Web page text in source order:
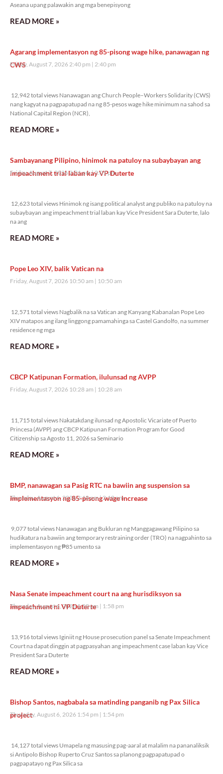
Aseana upang palawakin ang mga benepisyong
READ MORE »
Agarang implementasyon ng 85-pisong wage hike, panawagan ng
CWS
Friday, August 7, 2026 2:40 pm 2:40 pm
12,942 total views Nanawagan ang Church People–Workers Solidarity (CWS)
nang kagyat na pagpapatupad na ng 85-pesos wage hike minimum na sahod sa
National Capital Region (NCR),
READ MORE »
Sambayanang Pilipino, hinimok na patuloy na subaybayan ang
impeachment trial laban kay VP Duterte
Friday, August 7, 2026 2:01 pm 2:01 pm
12,623 total views Hinimok ng isang political analyst ang publiko na patuloy na
subaybayan ang impeachment trial laban kay Vice President Sara Duterte, lalo
na ang
READ MORE »
Pope Leo XIV, balik Vatican na
Friday, August 7, 2026 10:50 am 10:50 am
12,571 total views Nagbalik na sa Vatican ang Kanyang Kabanalan Pope Leo
XIV matapos ang ilang linggong pamamahinga sa Castel Gandolfo, na summer
residence ng mga
READ MORE »
CBCP Katipunan Formation, ilulunsad ng AVPP
Friday, August 7, 2026 10:28 am 10:28 am
11,715 total views Nakatakdang ilunsad ng Apostolic Vicariate of Puerto
Princesa (AVPP) ang CBCP Katipunan Formation Program for Good
Citizenship sa Agosto 11, 2026 sa Seminario
READ MORE »
BMP, nanawagan sa Pasig RTC na bawiin ang suspension sa
implementasyon ng 85-pisong wage increase
Thursday, August 6, 2026 2:18 pm 2:18 pm
9,077 total views Nanawagan ang Bukluran ng Manggagawang Pilipino sa
hudikatura na bawiin ang temporary restraining order (TRO) na nagpahinto sa
implementasyon ng ₱85 umento sa
READ MORE »
Nasa Senate impeachment court na ang hurisdiksyon sa
impeachment ni VP Duterte
Thursday, August 6, 2026 1:58 pm 1:58 pm
13,916 total views Iginiit ng House prosecution panel sa Senate Impeachment
Court na dapat dinggin at pagpasyahan ang impeachment case laban kay Vice
President Sara Duterte
READ MORE »
Bishop Santos, nagbabala sa matinding panganib ng Pax Silica
project
Thursday, August 6, 2026 1:54 pm 1:54 pm
14,127 total views Umapela ng masusing pag-aaral at malalim na pananaliksik
si Antipolo Bishop Ruperto Cruz Santos sa planong pagpapatupad o
pagpapatayo ng Pax Silica sa